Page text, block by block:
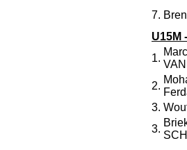
7.
U15M
1.
2.
3.
3.